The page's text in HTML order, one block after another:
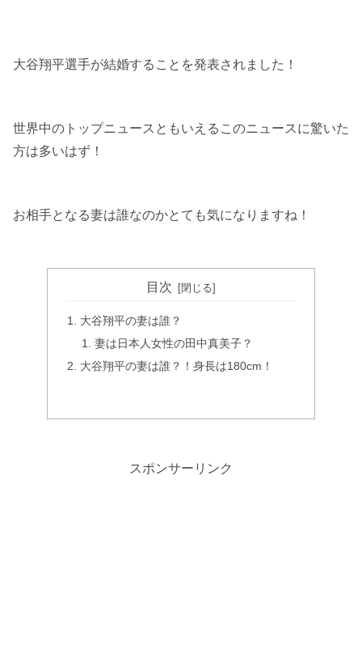
大谷翔平選手が結婚することを発表されました！
世界中のトップニュースともいえるこのニュースに驚いた
方は多いはず！
お相手となる妻は誰なのかとても気になりますね！
目次
大谷翔平の妻は誰？
妻は日本人女性の田中真美子？
大谷翔平の妻は誰？！身長は180cm！
スポンサーリンク